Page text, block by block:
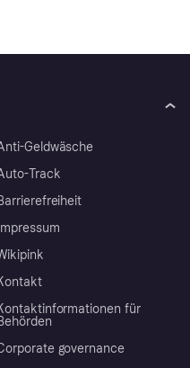
Geldwäsche
Track
Impressum
für
governance